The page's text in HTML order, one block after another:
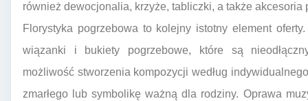
również dewocjonalia, krzyże, tabliczki, a także akcesoria
Florystyka pogrzebowa to kolejny istotny element
wiązanki i bukiety pogrzebowe, które są
możliwość stworzenia kompozycji według
zmarłego lub symbolikę ważną dla rodziny. Oprawa